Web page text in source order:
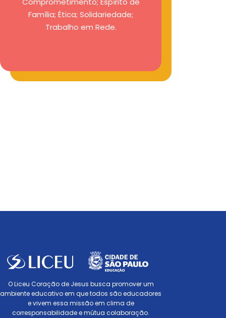
Família; Ética; Solidariedade;
Trabalho em Rede.
O Liceu Coração de Jesus busca promover um
ambiente educativo em que todos são educadores
e vivem essa missão em clima de
corresponsabilidade e mútua colaboração.